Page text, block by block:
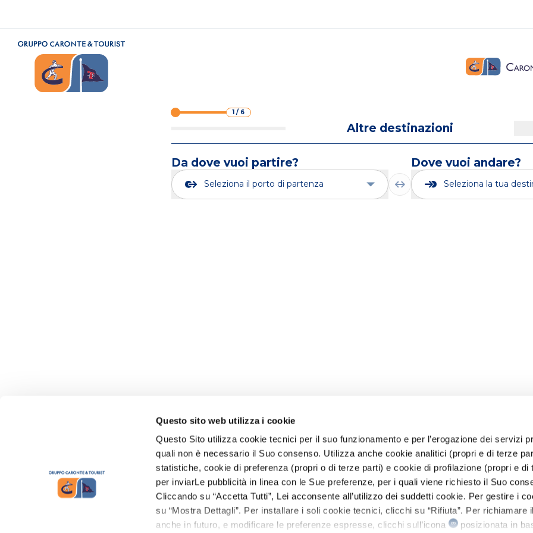
Questo sito web utilizza i cookie
Questo Sito utilizza cookie tecnici per il suo funzionamento e per l’erogazione dei servizi
quali non è necessario il Suo consenso. Utilizza anche cookie analitici (propri e di terze
statistiche, cookie di preferenza (propri o di terze parti) e cookie di profilazione (propri e di
per inviarLe pubblicità in linea con le Sue preferenze, per i quali viene richiesto il Suo
Cliccando su “Accetta Tutti”, Lei acconsente all’utilizzo dei suddetti cookie. Per gestire i
su “Mostra Dettagli”. Per installare i soli cookie tecnici, clicchi su “Rifiuta”. Per richiamare
anche in futuro, e modificare le preferenze espresse, clicchi sull’icona
posizionata in
1/ 6
Altre destinazioni
Da dove vuoi partire?
Seleziona il porto di partenza
Dove vuoi andare?
Seleziona la tua